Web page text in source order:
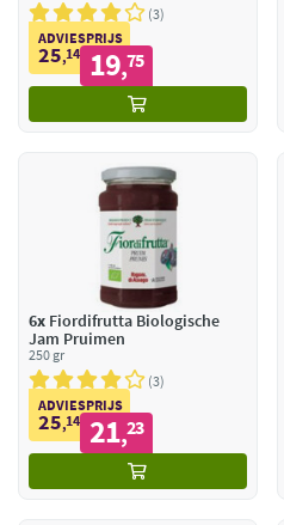
3
ADVIESPRIJS
25,14 19,75
6x Fiordifrutta Biologische
Jam Pruimen
250 gr
3
ADVIESPRIJS
25,14 21,23